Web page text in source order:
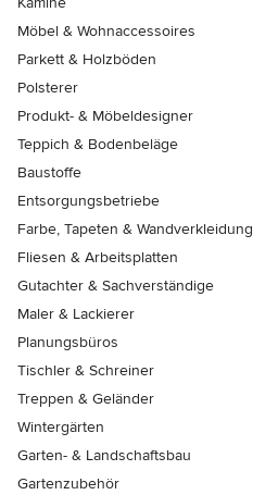
Möbel & Wohnaccessoires
Parkett & Holzböden
Polsterer
Produkt- & Möbeldesigner
Teppich & Bodenbeläge
Baustoffe
Entsorgungsbetriebe
Farbe, Tapeten & Wandverkleidung
Fliesen & Arbeitsplatten
Gutachter & Sachverständige
Maler & Lackierer
Planungsbüros
Tischler & Schreiner
Treppen & Geländer
Wintergärten
Garten- & Landschaftsbau
Gartenzubehör